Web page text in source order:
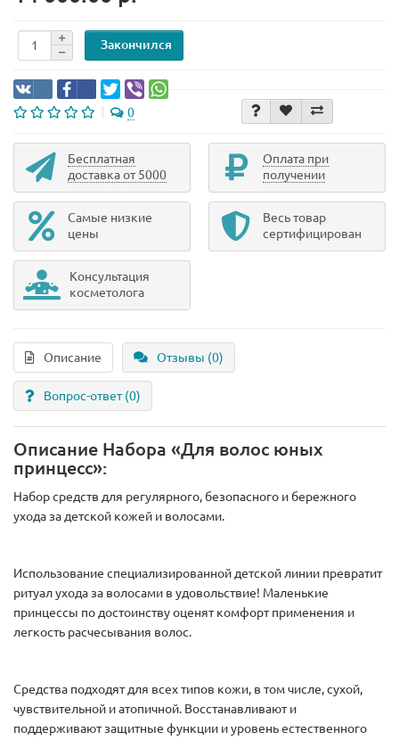
Закончился
0
Бесплатная
доставка от 5000
Оплата при
получении
Самые низкие
цены
Весь товар
сертифицирован
Консультация
косметолога
Описание Отзывы (0)
Вопрос-ответ(0)
Описание Набора «Для волос юных
принцесс»:
Набор средств для регулярного, безопасного и бережного
ухода за детской кожей и волосами.
Использование специализированной детской линии превратит
ритуал ухода за волосами в удовольствие! Маленькие
принцессы по достоинству оценят комфорт применения и
легкость расчесывания волос.
Средства подходят для всех типов кожи, в том числе, сухой,
чувствительной и атопичной. Восстанавливают и
поддерживают защитные функции и уровень естественного